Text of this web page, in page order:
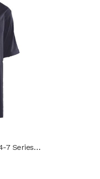
Polera Polo Mens Original 24-7 Series® TRU-SPEC®